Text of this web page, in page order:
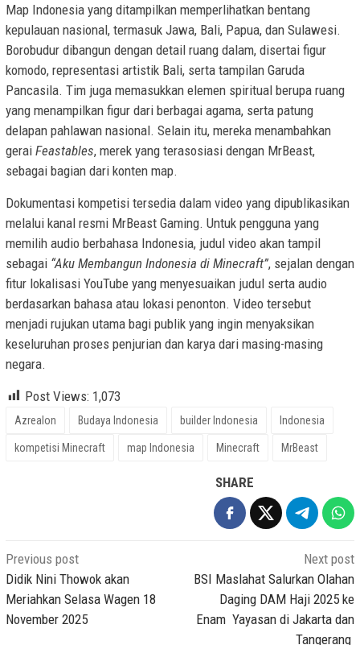
Map Indonesia yang ditampilkan memperlihatkan bentang
kepulauan nasional, termasuk Jawa, Bali, Papua, dan Sulawesi.
Borobudur dibangun dengan detail ruang dalam, disertai figur
komodo, representasi artistik Bali, serta tampilan Garuda
Pancasila. Tim juga memasukkan elemen spiritual berupa ruang
yang menampilkan figur dari berbagai agama, serta patung
delapan pahlawan nasional. Selain itu, mereka menambahkan
gerai Feastables, merek yang terasosiasi dengan MrBeast,
sebagai bagian dari konten map.
Dokumentasi kompetisi tersedia dalam video yang dipublikasikan
melalui kanal resmi MrBeast Gaming. Untuk pengguna yang
memilih audio berbahasa Indonesia, judul video akan tampil
sebagai “Aku Membangun Indonesia di Minecraft”, sejalan dengan
fitur lokalisasi YouTube yang menyesuaikan judul serta audio
berdasarkan bahasa atau lokasi penonton. Video tersebut
menjadi rujukan utama bagi publik yang ingin menyaksikan
keseluruhan proses penjurian dan karya dari masing-masing
negara.
Post Views: 1,073
Azrealon Budaya Indonesia builder Indonesia Indonesia
kompetisi Minecraft map Indonesia Minecraft MrBeast
SHARE
Post
navigation
Previous post
Didik Nini Thowok akan
Meriahkan Selasa Wagen 18
November 2025
Next post
BSI Maslahat Salurkan Olahan
Daging DAM Haji 2025 ke
Enam Yayasan di Jakarta dan
Tangerang